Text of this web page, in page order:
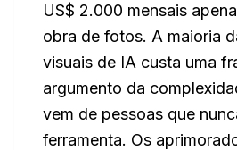
US$ 2.000 mensais
obra de fotos. A maioria
visuais de IA custa uma
argumento da
vem de pessoas que
ferramenta. Os